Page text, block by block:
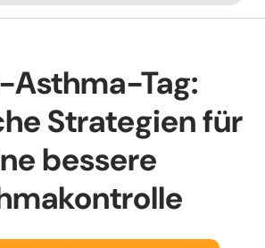
Tag:
Strategien für
bessere